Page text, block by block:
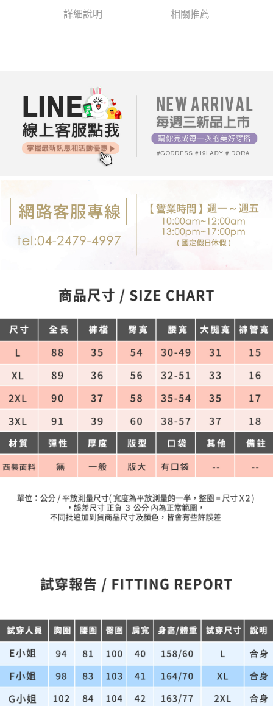
【關於「AFTEE先享後付」】
AFTEE先享後付是「在收到商品之後才付款」的支付方式。 讓您購物簡單
【「AFTEE先享後付」結帳流程】
１．於結帳方式選擇「AFTEE先享後付」後，將跳轉至「AFTEE先享後付」
結帳頁面，進行簡訊認證並確認金額後，即可完成結帳。
２．訂單成立數日內，您將收到繳費通知簡訊。
３．收到繳費通知簡訊後14天內，點擊此簡訊中的連結，可透過四大超商／
ATM／網路銀行／等多元方式進行付款，方視為交易完成。
※ 請注意：結帳手續完成當下不需立刻繳費，但若您需要取消訂單，請聯絡
購買商品的店家。未經商家同意取消之訂單仍視為有效，需透過AFTEE先享
是否繳費成功／繳費後需取消欲退款等相關疑問，請聯繫「AFTEE先享後付
客戶支援中心」https://netprotections.freshdesk.com/support/home
【注意事項】
１．透過由恩沛科技股份有限公司提供之「AFTEE先享後付」服務完成之交
３．未成年的使用者請事先徵得法定代理人或監護人之同意方可使用
「AFTEE先享後付」，若未經同意申辦者引起之損失，本公司不負相關責
４．使用「AFTEE先享後付」時，將依據個別帳號之用戶狀況，依本公司即
請求用戶進行身份認證。
５．嚴禁一人註冊多個帳號或使用他人資訊註冊。若發現惡意使用之情形，
恩沛科技股份有限公司將有權停止該用戶之使用額度並採取法律行動。
付款後全家取貨
每筆NT$80，滿NT$699(含以上)免運費
7-11付款取貨
每筆NT$80，滿NT$699(含以上)免運費
每筆NT$80，滿NT$699(含以上)免運費
宅配
每筆NT$80，滿NT$699(含以上)免運費
詳細說明 相關推薦